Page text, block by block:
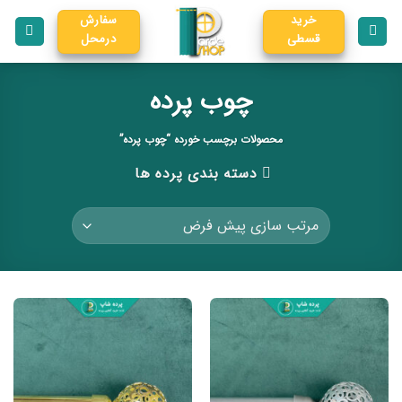
خرید
قسطی
سفارش
درمحل
چوب پرده
محصولات برچسب خورده “چوب پرده”
دسته بندی پرده ها